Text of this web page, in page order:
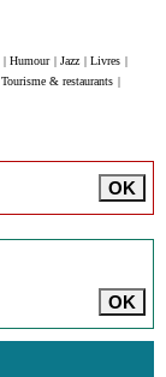
Humour Jazz Livres
Tourisme & restaurants